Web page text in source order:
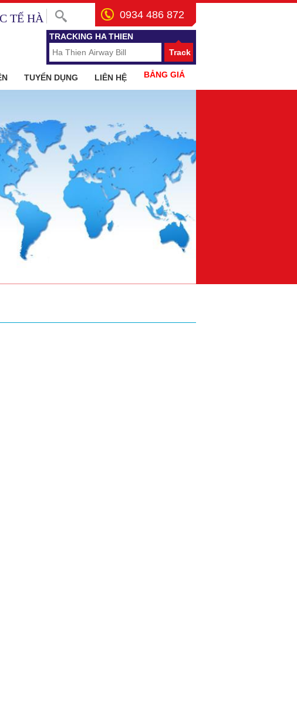
TẾ HÀ
0934 486 872
TRACKING HA THIEN
Track
TUYỂN DỤNG LIÊN HỆ BẢNG GIÁ